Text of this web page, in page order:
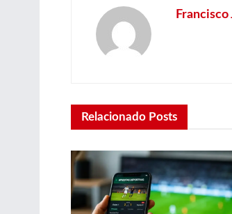
Francisco
Relacionado Posts